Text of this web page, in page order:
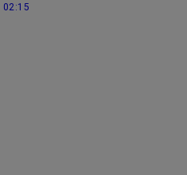
02:15